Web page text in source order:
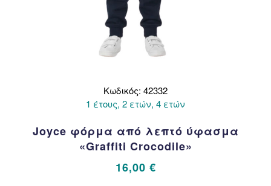
Κωδικός: 42332
1 έτους, 2 ετών, 4 ετών
Joyce φόρμα από λεπτό ύφασμα
«Graffiti Crocodile»
16,00 €